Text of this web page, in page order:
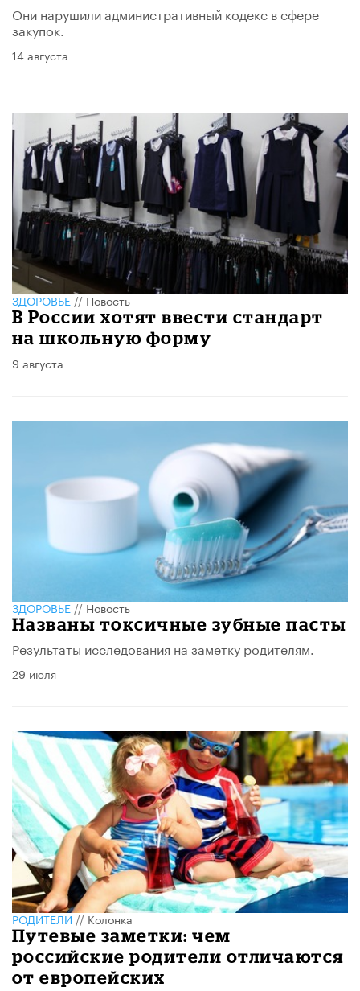
Они нарушили административный кодекс в сфере
закупок.
14 августа
ЗДОРОВЬЕ//Новость
В России хотят ввести стандарт
на школьную форму
9 августа
ЗДОРОВЬЕ//Новость
Названы токсичные зубные пасты
Результаты исследования на заметку родителям.
29 июля
РОДИТЕЛИ//Колонка
Путевые заметки: чем
российские родители отличаются
от европейских